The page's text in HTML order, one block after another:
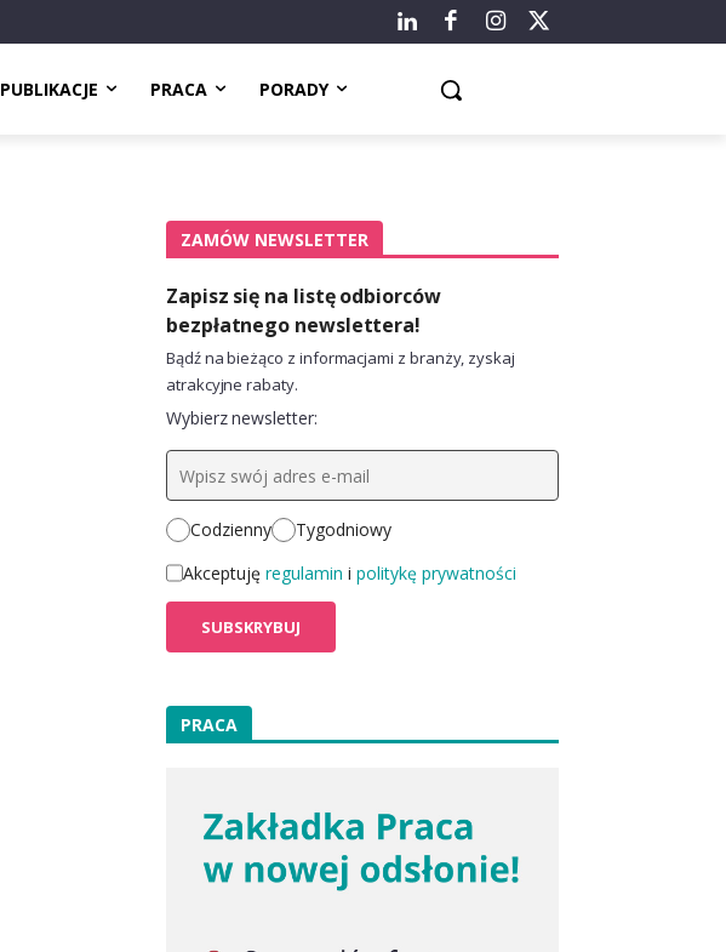
PUBLIKACJE PRACA PORADY
ZAMÓW NEWSLETTER
Zapisz się na listę odbiorców
bezpłatnego newslettera!
Bądź na bieżąco z informacjami z branży, zyskaj
atrakcyjne rabaty.
Wybierz newsletter:
Codzienny
Tygodniowy
Akceptuję regulamin i politykę prywatności
PRACA